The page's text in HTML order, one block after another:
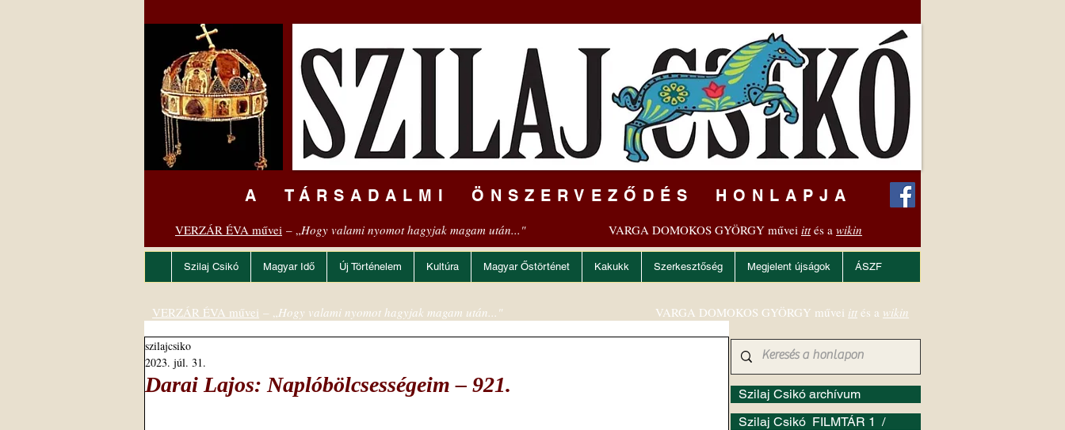
A TÁRSADALMI ÖNSZERVEZŐDÉS HONLAPJA
VERZÁR ÉVA művei – „Hogy valami nyomot hagyjak magam után..." VARGA DOMOKOS GYÖRGY művei ittés a wikin
Szilaj Csikó Magyar Idő Új Történelem Kultúra Magyar Őstörténet Kakukk Szerkesztőség Megjelent újságok ÁSZF
Darai Lajos: Naplóbölcsességeim – 921.
szilajcsiko
2023. júl. 31.
Szilaj Csikó archívum
Szilaj Csikó FILMTÁR 1 /
VERZÁR ÉVA művei – „Hogy valami nyomot hagyjak magam után..." VARGA DOMOKOS GYÖRGY művei itt és a wikin